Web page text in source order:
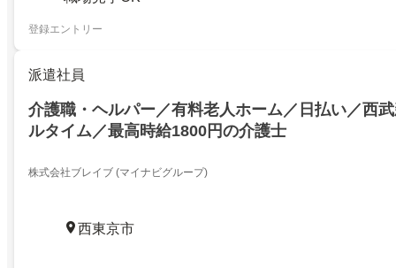
登録エントリー
派遣社員
介護職・ヘルパー／有料老人ホーム／日払い／西
ルタイム／最高時給1800円の介護士
株式会社ブレイブ (マイナビグループ)
西東京市